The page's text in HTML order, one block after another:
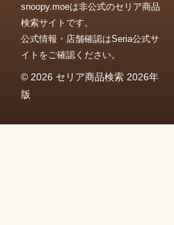
snoopy.moeは非公式のセリア商品
検索サイトです。
公式情報・店舗確認はSeria公式サ
イトをご確認ください。
© 2026 セリア商品検索 2026年
版